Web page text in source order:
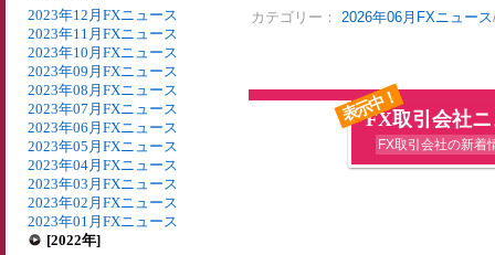
2023年12月FXニュース
2023年11月FXニュース
2023年10月FXニュース
2023年09月FXニュース
2023年08月FXニュース
2023年07月FXニュース
2023年06月FXニュース
2023年05月FXニュース
2023年04月FXニュース
2023年03月FXニュース
2023年02月FXニュース
2023年01月FXニュース
[2022年]
カテゴリー： 2026年06月FXニュース
表示中！
FX取引会社
FX取引会社の新着